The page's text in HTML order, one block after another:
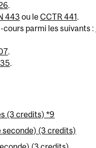
.
443 ou leCCTR 441.
cours parmi les suivants :
.
.
(3 credits) *9
seconde) (3 credits)